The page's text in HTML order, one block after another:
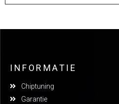
INFORMATIE
Chiptuning
Garantie